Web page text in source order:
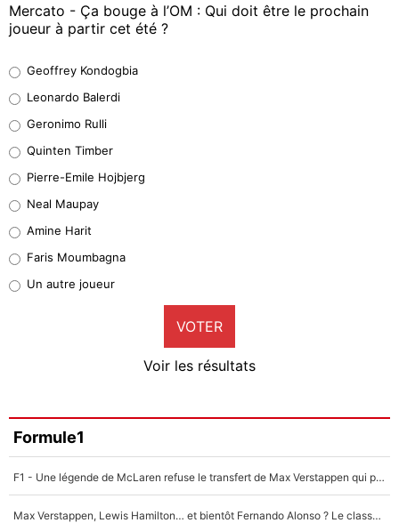
Mercato - Ça bouge à l’OM : Qui doit être le prochain
joueur à partir cet été ?
38%
32%
5%
1%
9%
Faris Moumbagna
4%
Un autre joueur
5%
Geoffrey Kondogbia
Leonardo Balerdi
Geronimo Rulli
Quinten Timber
Pierre-Emile Hojbjerg
Neal Maupay
Amine Harit
Faris Moumbagna
Un autre joueur
VOTER
Voir les résultats
Formule1
F1 - Une légende de McLaren refuse le transfert de Max Verstappen qui pourrait «faire des vagues» et plomber l'ambiance dans l'équipe
Max Verstappen, Lewis Hamilton… et bientôt Fernando Alonso ? Le classement des pilotes les mieux payés en Formule 1 risque de changer !